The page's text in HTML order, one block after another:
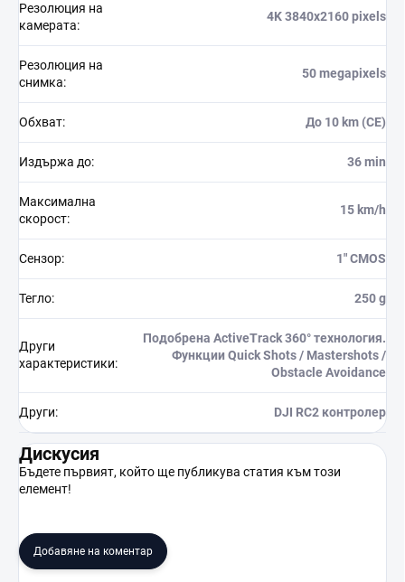
Резолюция на
камерата:
4K 3840x2160 pixels
Резолюция на
снимка:
50 megapixels
Обхват: До 10 km (CE)
Издържа до: 36 min
Максимална
скорост:
15 km/h
Сензор: 1" CMOS
Тегло: 250 g
Други
характеристики:
Подобрена ActiveTrack 360° технология.
Функции Quick Shots / Mastershots /
Obstacle Avoidance
Други: DJI RC2 контролер
Дискусия
Бъдете първият, който ще публикува статия към този
елемент!
Добавяне на коментар